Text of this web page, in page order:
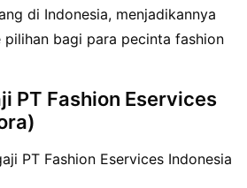
di Indonesia, menjadikannya
pilihan bagi para pecinta fashion
PT Fashion Eservices
PT Fashion Eservices Indonesia